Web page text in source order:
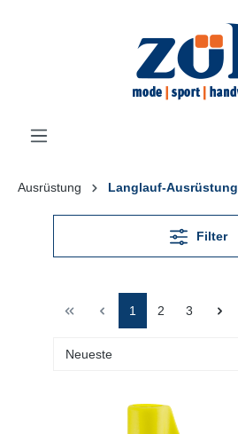
Ausrüstung Langlauf-Ausrüstung
Filter
1 2 3